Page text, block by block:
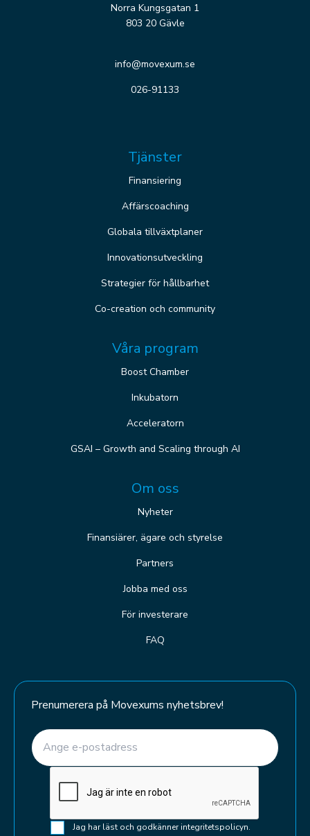
Norra Kungsgatan 1
803 20 Gävle
info@movexum.se
026-91133
Tjänster
Finansiering
Affärscoaching
Globala tillväxtplaner
Innovationsutveckling
Strategier för hållbarhet
Co-creation och community
Våra program
Boost Chamber
Inkubatorn
Acceleratorn
GSAI – Growth and Scaling through AI
Om oss
Nyheter
Finansiärer, ägare och styrelse
Partners
Jobba med oss
För investerare
FAQ
Prenumerera på Movexums nyhetsbrev!
E-post
Samtycke(Required)
Jag har läst och godkänner integritetspolicyn.